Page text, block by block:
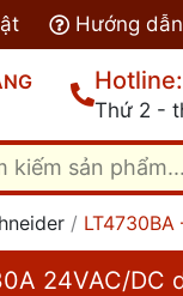
Hướng dẫn
Thứ 2 -
/
24VAC/DC